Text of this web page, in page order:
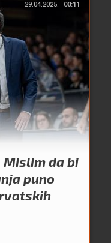
29.04.2025. 00:11
Mislim da bi
puno